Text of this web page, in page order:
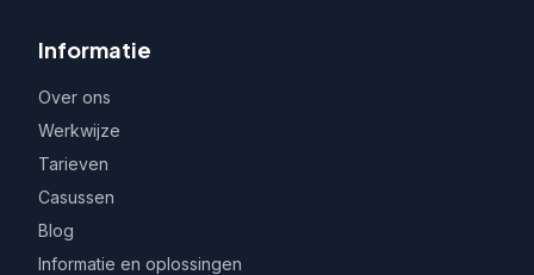
Informatie
Over ons
Werkwijze
Tarieven
Casussen
Blog
Informatie en oplossingen